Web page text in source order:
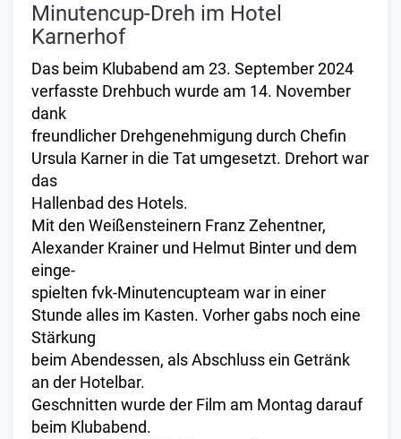
Minutencup-Dreh im Hotel
Karnerhof
Das beim Klubabend am 23. September 2024
verfasste Drehbuch wurde am 14. November
dank
freundlicher Drehgenehmigung durch Chefin
Ursula Karner in die Tat umgesetzt. Drehort war
das
Hallenbad des Hotels.
Mit den Weißensteinern Franz Zehentner,
Alexander Krainer und Helmut Binter und dem
einge-
spielten fvk-Minutencupteam war in einer
Stunde alles im Kasten. Vorher gabs noch eine
Stärkung
beim Abendessen, als Abschluss ein Getränk
an der Hotelbar.
Geschnitten wurde der Film am Montag darauf
beim Klubabend.